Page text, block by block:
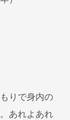
りで身内の
あれよあれ